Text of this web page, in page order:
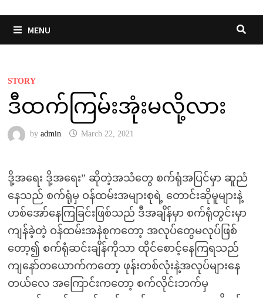
MENU
STORY
ဒီထက်ကြမ်းအုံးမလို့လား
by admin March 22, 2021
ဒို့အရေး ဒို့အရေး” ဆိုတဲ့အသံတွေ စက်ရုံအပြင်မှာ ဆူညံ
နေသည် စက်ရုံမှ ဝန်ထမ်းအများစုရဲ့ တောင်းဆိုမူများနဲ့
ဟစ်အော်နေကြခြင်းဖြစ်သည် ဒီအချိန်မှာ စက်ရုံတွင်းမှာ
ကျန်ခဲ့တဲ့ ဝန်ထမ်းအနဲစုကတော့ အလုပ်တွေမလုပ်ဖြစ်
တော့၍ စက်ရုံဆင်းချိန်ကိုသာ ထိုင်စောင့်နေကြရသည်
ကျနော်တယောက်ကတော့ ဖုန်းတစ်လုံးနဲ့အလုပ်များနေ
တယ်လေ အကြောင်းကတော့ စက်လိုင်းဘက်မှ